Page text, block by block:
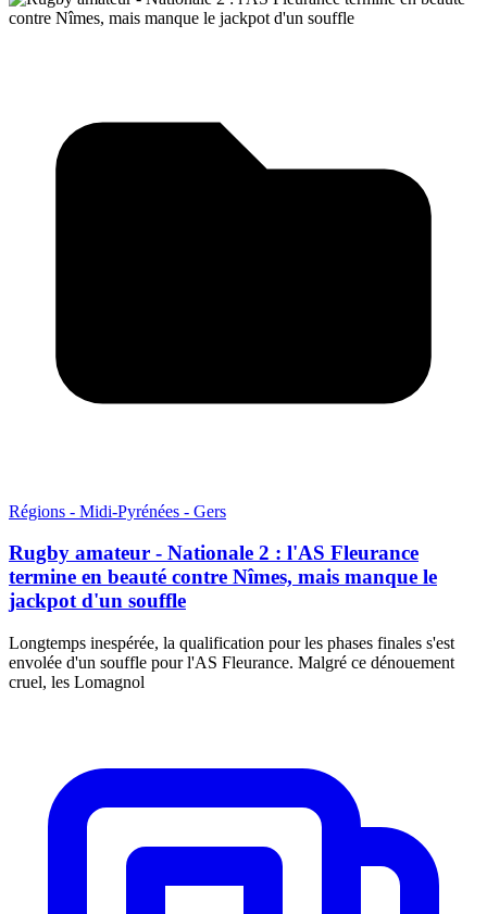
Régions - Midi-Pyrénées - Gers
Rugby amateur - Nationale 2 : l'AS Fleurance
termine en beauté contre Nîmes, mais manque le
jackpot d'un souffle
Longtemps inespérée, la qualification pour les phases finales s'est
envolée d'un souffle pour l'AS Fleurance. Malgré ce dénouement
cruel, les Lomagnol